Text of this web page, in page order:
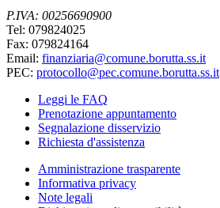
P.IVA: 00256690900
Tel: 079824025
Fax: 079824164
Email: finanziaria@comune.borutta.ss.it
PEC: protocollo@pec.comune.borutta.ss.it
Leggi le FAQ
Prenotazione appuntamento
Segnalazione disservizio
Richiesta d'assistenza
Amministrazione trasparente
Informativa privacy
Note legali